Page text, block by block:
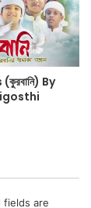
By
fields are